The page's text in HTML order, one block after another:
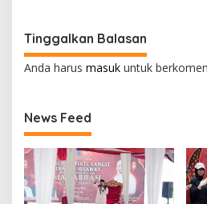
Tinggalkan Balasan
Anda harus masuk untuk
News Feed